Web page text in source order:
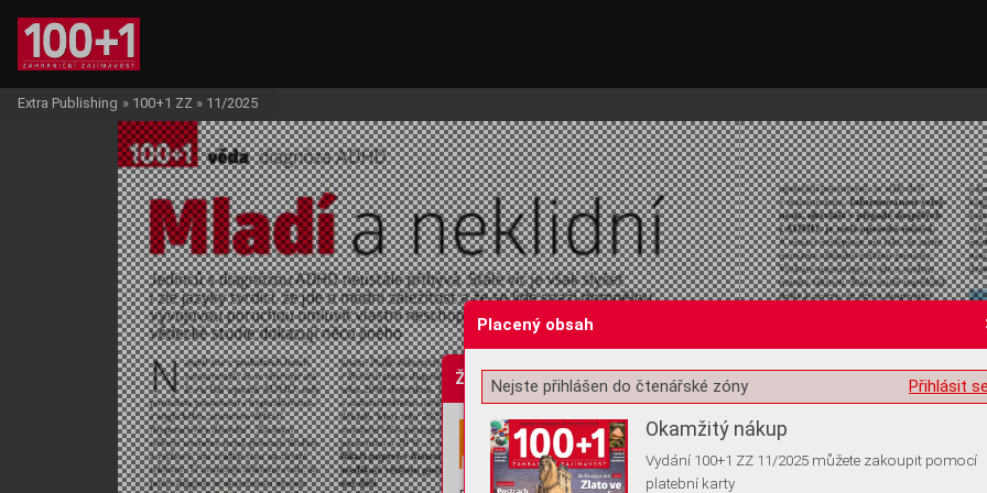
Žádost o souhlas s ukládáním volitelných informací
Extra Publishing » 100+1 ZZ » 11/2025
Placený obsah
Přihlásit
Nejste přihlášen do čtenářské zóny
Okamžitý nákup
Vydání 100+1 ZZ 11/2025 můžete zakoupit pomocí
platební karty